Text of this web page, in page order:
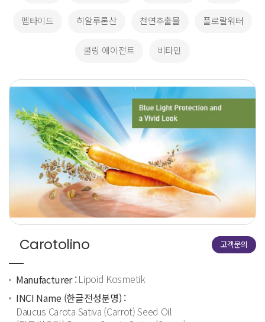
펩타이드 히알루론산 천연추출물 플로랄워터
쿨링 에이전트 비타민
Carotolino 고객문의
Manufacturer :Lipoid Kosmetik
INCI Name (한글전성분명) :
Daucus Carota Sativa (Carrot) Seed Oil